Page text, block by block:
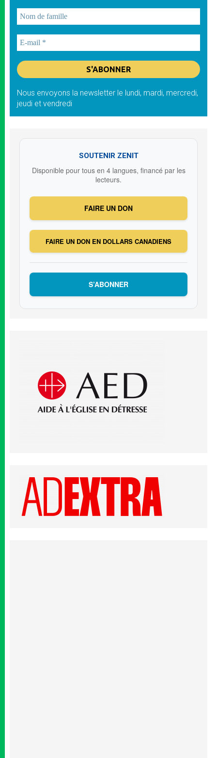
Nous envoyons la newsletter le lundi, mardi, mercredi,
jeudi et vendredi
SOUTENIR ZENIT
Disponible pour tous en 4 langues, financé par les
lecteurs.
FAIRE UN DON
FAIRE UN DON EN DOLLARS CANADIENS
S’ABONNER